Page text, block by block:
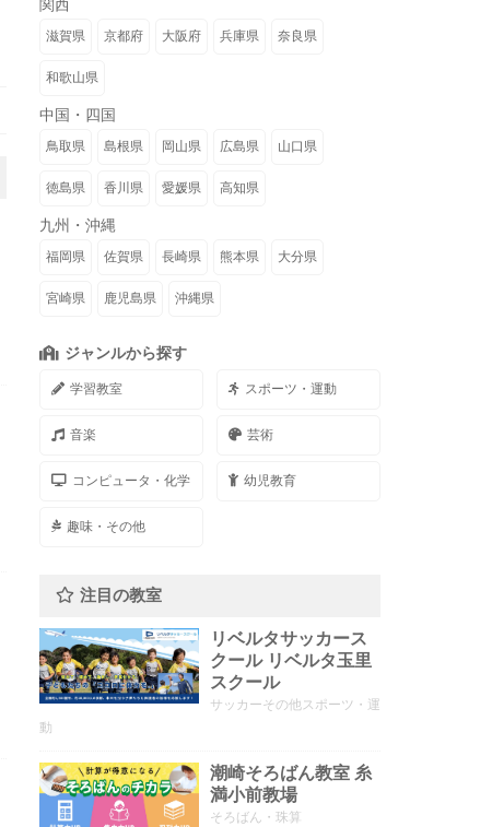
関西
滋賀県 京都府 大阪府 兵庫県 奈良県
和歌山県
中国・四国
鳥取県 島根県 岡山県 広島県 山口県
徳島県 香川県 愛媛県 高知県
九州・沖縄
福岡県 佐賀県 長崎県 熊本県 大分県
宮崎県 鹿児島県 沖縄県
ジャンルから探す
学習教室 スポーツ・運動
音楽 芸術
コンピュータ・化学 幼児教育
趣味・その他
注目の教室
リベルタサッカース
クール リベルタ玉里
スクール
サッカーその他スポーツ・運
動
潮崎そろばん教室 糸
満小前教場
そろばん・珠算